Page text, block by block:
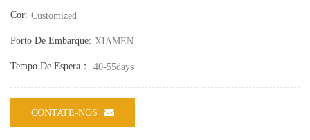
Cor: Customized
Porto De Embarque: XIAMEN
Tempo De Espera： 40-55days
CONTATE-NOS